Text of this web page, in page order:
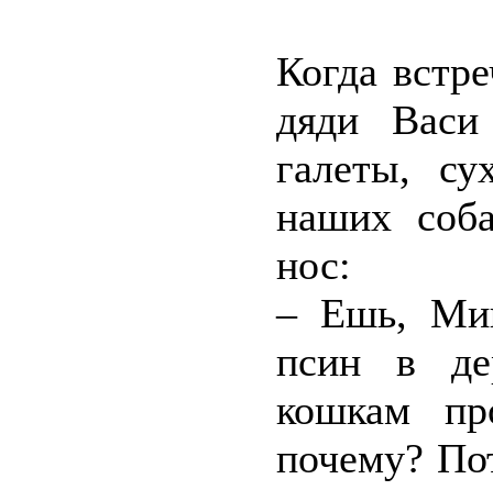
Когда
дяди Васи
галеты,
наших
нос:
– Ешь,
псин в
кошкам
почему?